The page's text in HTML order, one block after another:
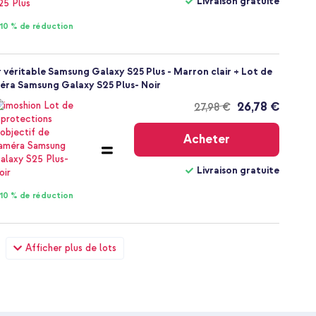
Afficher plus de lots
10 % de réduction
Samsung Galaxy S25 Plus - Marron clair + Lot de
Samsung Galaxy S25 Plus- Noir
10 % de réduction
27,98 €
Livraison
26,78 €
Acheter
Livraison gratuite
Samsung Galaxy S25 Plus - Marron clair + Wall
C et USB - Power Delivery - 20 Watt - Noir